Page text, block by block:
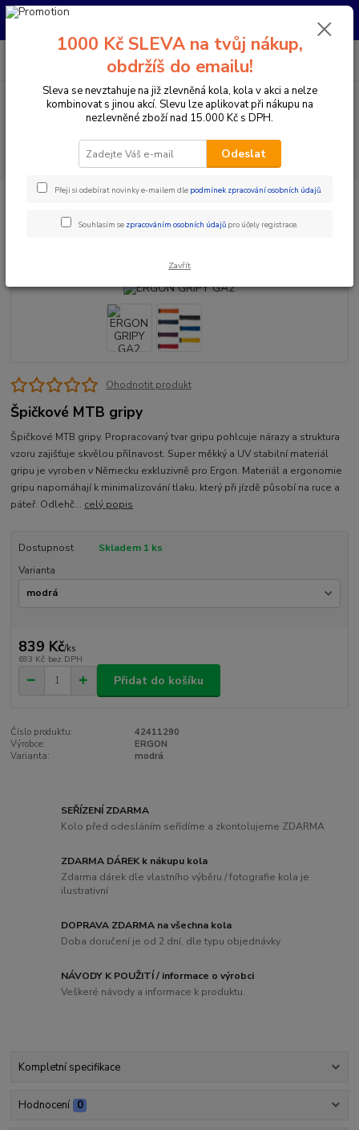
Pro nachystání kola / doplňků na prodejně si prosím zavolejte dopředu.
Menu
CZK
PO-PÁ 10:00-17:00 | SO: 9:00-12:00
Komponenty na kolo Gripy a omotávky
Gripy klasické / MTB
Ohodnotit produkt
Špičkové MTB gripy
Špičkové MTB gripy. Propracovaný tvar gripu pohlcuje nárazy a struktura
vzoru zajišťuje skvělou přilnavost. Super měkký a UV stabilní materiál
gripu je vyroben v Německu exkluzivně pro Ergon. Materiál a ergonomie
gripu napomáhají k minimalizování tlaku, který při jízdě působí na ruce a
páteř. Odlehč... celý popis
Dostupnost
Skladem 1 ks
Varianta
839 Kč/ks
693 Kč bez DPH
Přidat do košíku
Číslo produktu:
42411290
Výrobce:
ERGON
Varianta:
modrá
SEŘÍZENÍ ZDARMA
Kolo před odesláním seřídíme a zkontolujeme ZDARMA
ZDARMA DÁREK k nákupu kola
Zdarma dárek dle vlastního výběru / fotografie kola je
ilustrativní
DOPRAVA ZDARMA na všechna kola
Doba doručení je od 2 dní, dle typu objednávky
NÁVODY K POUŽITÍ / informace o výrobci
Veškeré návody a informace k produktu.
Kompletní specifikace
Hodnocení 0
1000 Kč SLEVA na tvůj nákup,
obdržíš do emailu!
Sleva se nevztahuje na již zlevněná kola, kola v akci a nelze
kombinovat s jinou akcí. Slevu lze aplikovat při nákupu na
nezlevněné zboží nad 15.000 Kč s DPH.
Odeslat
Přeji si odebírat novinky e-mailem dle podmínek zpracování osobních údajů.
Souhlasím se zpracováním osobních údajů pro účely registrace.
Zavřít